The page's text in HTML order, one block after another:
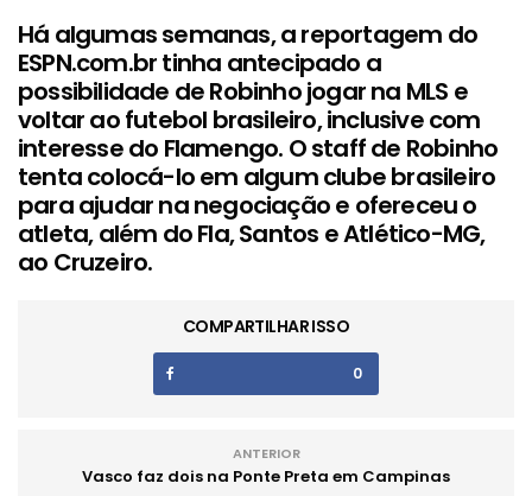
Há algumas semanas, a reportagem do
ESPN.com.br tinha antecipado a
possibilidade de Robinho jogar na MLS e
voltar ao futebol brasileiro, inclusive com
interesse do Flamengo. O staff de Robinho
tenta colocá-lo em algum clube brasileiro
para ajudar na negociação e ofereceu o
atleta, além do Fla, Santos e Atlético-MG,
ao Cruzeiro.
COMPARTILHAR ISSO
0
ANTERIOR
Vasco faz dois na Ponte Preta em Campinas